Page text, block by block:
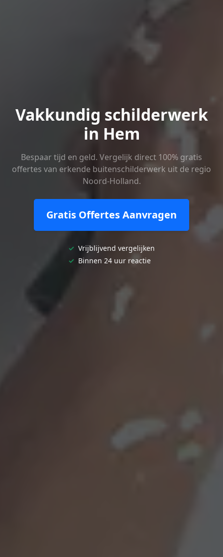
Vakkundig schilderwerk
in Hem
Bespaar tijd en geld. Vergelijk direct 100% gratis
offertes van erkende buitenschilderwerk uit de regio
Noord-Holland.
Gratis Offertes Aanvragen
✓ Vrijblijvend vergelijken
✓ Binnen 24 uur reactie